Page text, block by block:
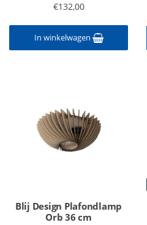
€132,00
In winkelwagen
Blij Design Plafondlamp
Orb 36 cm